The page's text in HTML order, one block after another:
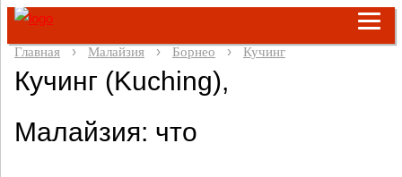
Главная Малайзия Борнео Кучинг
Кучинг (Kuching),
Малайзия: что